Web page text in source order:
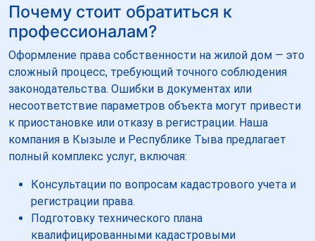
Почему стоит обратиться к
профессионалам?
Оформление права собственности на жилой дом — это
сложный процесс, требующий точного соблюдения
законодательства. Ошибки в документах или
несоответствие параметров объекта могут привести
к приостановке или отказу в регистрации. Наша
компания в Кызыле и Республике Тыва предлагает
полный комплекс услуг, включая:
Консультации по вопросам кадастрового учета и
регистрации права.
Подготовку технического плана
квалифицированными кадастровыми